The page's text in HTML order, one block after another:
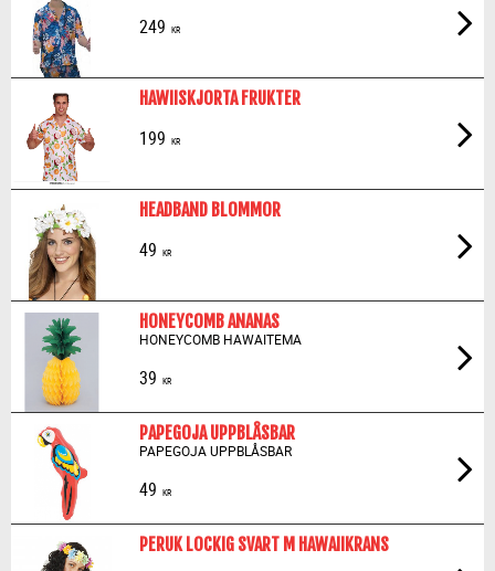
249 KR
HAWIISKJORTA FRUKTER
199 KR
HEADBAND BLOMMOR
49 KR
HONEYCOMB ANANAS
HONEYCOMB HAWAITEMA
39 KR
PAPEGOJA UPPBLÅSBAR
PAPEGOJA UPPBLÅSBAR
49 KR
PERUK LOCKIG SVART M HAWAIIKRANS